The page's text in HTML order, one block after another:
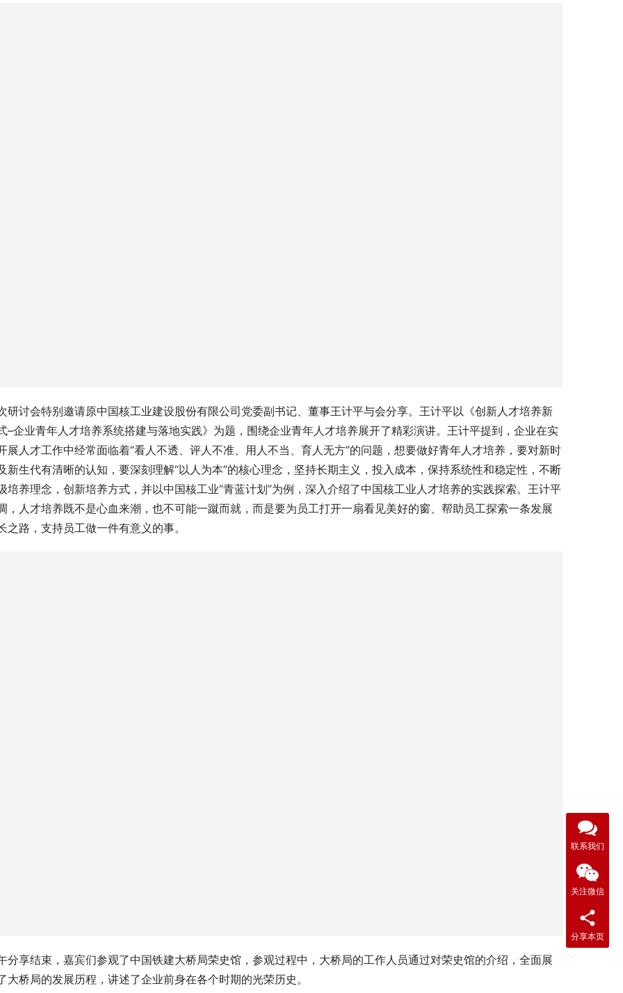
研讨会特别邀请原中国核工业建设股份有限公司党委副书记、董事王计平与会分享。王计平以《创新人才培养新
–企业青年人才培养系统搭建与落地实践》为题，围绕企业青年人才培养展开了精彩演讲。王计平提到，企业在实
展人才工作中经常面临着“看人不透、评人不准、用人不当、育人无方”的问题，想要做好青年人才培养，要对新时
新生代有清晰的认知，要深刻理解“以人为本”的核心理念，坚持长期主义，投入成本，保持系统性和稳定性，不断
培养理念，创新培养方式，并以中国核工业“青蓝计划”为例，深入介绍了中国核工业人才培养的实践探索。王计平
联系我们
关注微信
分享本页